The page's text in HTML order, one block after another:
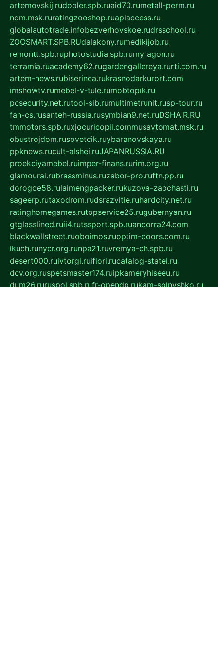
artemovskij.rudopler.spb.ruaid70.rumetall-perm.ru
ndm.msk.ruratingzooshop.ruapiaccess.ru
globalautotrade.infobezverhovskoe.rudrsschool.ru
ZOOSMART.SPB.RUdalakony.rumedikijob.ru
remontt.spb.ruphotostudia.spb.rumyragon.ru
terramia.ruacademy62.rugardengallereya.rurti.com.ru
artem-news.rubiserinca.rukrasnodarkurort.com
imshowtv.rumebel-v-tule.rumobtopik.ru
pcsecurity.net.rutool-sib.rumultimetrunit.rusp-tour.ru
fan-cs.rusanteh-russia.rusymbian9.net.ruDSHAIR.RU
tmmotors.spb.ruxjocuricopii.commusavtomat.msk.ru
obustrojdom.rusovetcik.ruybaranovskaya.ru
ppknews.rucult-alshei.ruJAPANRUSSIA.RU
proekciyamebel.ruimper-finans.rurim.org.ru
glamourai.rubrassminus.ruzabor-pro.ruftn.pp.ru
dorogoe58.rulaimengpacker.rukuzova-zapchasti.ru
sageerp.rutaxodrom.rudsrazvitie.ruhardcity.net.ru
ratinghomegames.rutopservice25.rugubernyan.ru
gtglasslined.ruii4.rutssport.spb.ruandorra24.com
blackwallstreet.ruoboimos.ruoptim-doors.com.ru
ikuch.runycr.org.runpa21.ruvremya-ch.spb.ru
desert000.ruivtorgi.ruifiori.rucatalog-statei.ru
dcv.org.ruspetsmaster174.ruipkameryhiseeu.ru
dum26.ruruspol.spb.rufr-opendp.rukam-solnyshko.ru